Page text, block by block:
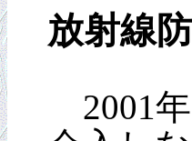
放射線
2001